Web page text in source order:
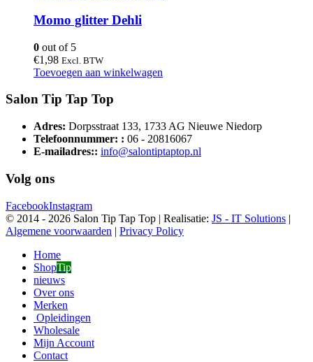
Momo glitter Dehli
0 out of 5
€1,98 Excl. BTW
Toevoegen aan winkelwagen
Salon Tip Tap Top
Adres: Dorpsstraat 133, 1733 AG Nieuwe Niedorp
Telefoonnummer: : 06 - 20816067
E-mailadres:: info@salontiptaptop.nl
Volg ons
FacebookInstagram
© 2014 - 2026 Salon Tip Tap Top | Realisatie: JS - IT Solutions |
Algemene voorwaarden | Privacy Policy
Home
ShopTip
nieuws
Over ons
Merken
Opleidingen
Wholesale
Mijn Account
Contact